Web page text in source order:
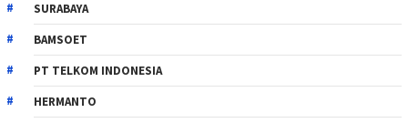
SURABAYA
BAMSOET
PT TELKOM INDONESIA
HERMANTO